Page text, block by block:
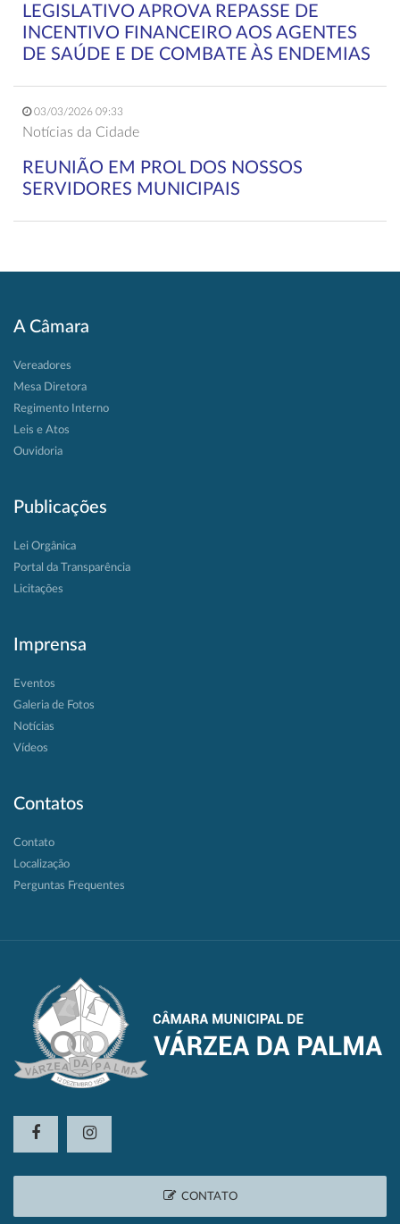
LEGISLATIVO APROVA REPASSE DE
INCENTIVO FINANCEIRO AOS AGENTES
DE SAÚDE E DE COMBATE ÀS ENDEMIAS
03/03/2026 09:33
Notícias da Cidade
REUNIÃO EM PROL DOS NOSSOS
SERVIDORES MUNICIPAIS
A Câmara
Vereadores
Mesa Diretora
Regimento Interno
Leis e Atos
Ouvidoria
Publicações
Lei Orgânica
Portal da Transparência
Licitações
Imprensa
Eventos
Galeria de Fotos
Notícias
Vídeos
Contatos
Contato
Localização
Perguntas Frequentes
CONTATO